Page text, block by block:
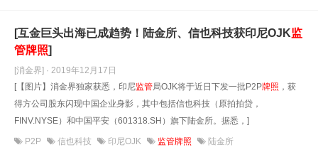
[互金巨头出海已成趋势！陆金所、信也科技获印尼OJK监
管牌照]
[消金界] · 2019年12月17日
[【图片】消金界独家获悉，印尼监管局OJK将于近日下发一批P2P牌照 ，获
得方公司股东闪现中国企业身影，其中包括信也科技（原拍拍贷，
FINV.NYSE）和中国平安（601318.SH）旗下陆金所。据悉，]
P2P 信也科技 印尼OJK 监管牌照 陆金所